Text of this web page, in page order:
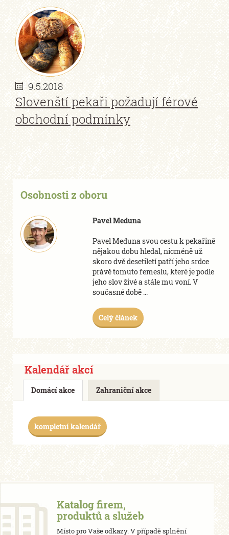
9.5.2018
Slovenští pekaři požadují férové
obchodní podmínky
Osobnosti z oboru
Pavel Meduna
Pavel Meduna svou cestu k pekařině
nějakou dobu hledal, nicméně už
skoro dvě desetiletí patří jeho srdce
právě tomuto řemeslu, které je podle
jeho slov živé a stále mu voní. V
současné době ...
Celý článek
Kalendář akcí
Domácí akce Zahraniční akce
kompletní kalendář
Katalog firem,
produktů a služeb
Místo pro Vaše odkazy. V případě splnění